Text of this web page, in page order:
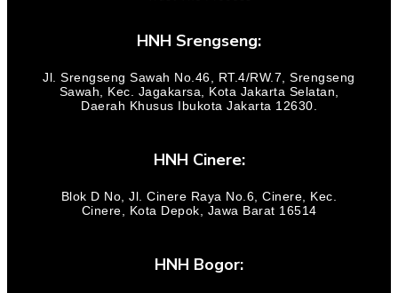
HNH Srengseng:
Jl. Srengseng Sawah No.46, RT.4/RW.7, Srengseng
Sawah, Kec. Jagakarsa, Kota Jakarta Selatan,
Daerah Khusus Ibukota Jakarta 12630.
HNH Cinere:
Blok D No, Jl. Cinere Raya No.6, Cinere, Kec.
Cinere, Kota Depok, Jawa Barat 16514
HNH Bogor: